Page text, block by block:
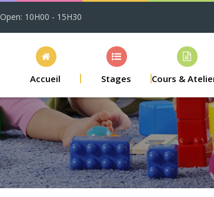
Open: 10H00 - 15H30
Accueil Stages Cours &